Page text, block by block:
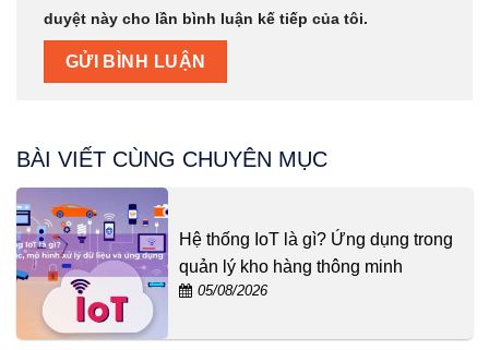
duyệt này cho lần bình luận kế tiếp của tôi.
BÀI VIẾT CÙNG CHUYÊN MỤC
Hệ thống IoT là gì? Ứng dụng trong
quản lý kho hàng thông minh
05/08/2026